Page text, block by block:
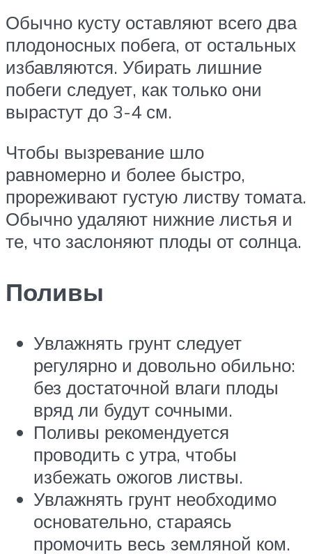
Обычно кусту оставляют всего два
плодоносных побега, от остальных
избавляются. Убирать лишние
побеги следует, как только они
вырастут до 3-4 см.
Чтобы вызревание шло
равномерно и более быстро,
прореживают густую листву томата.
Обычно удаляют нижние листья и
те, что заслоняют плоды от солнца.
Поливы
Увлажнять грунт следует
регулярно и довольно обильно:
без достаточной влаги плоды
вряд ли будут сочными.
Поливы рекомендуется
проводить с утра, чтобы
избежать ожогов листвы.
Увлажнять грунт необходимо
основательно, стараясь
промочить весь земляной ком.